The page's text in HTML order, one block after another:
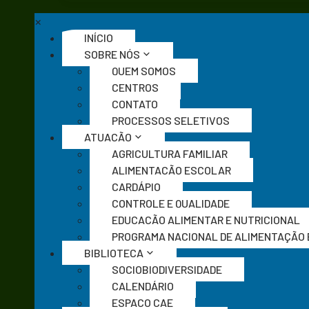
×
INÍCIO
SOBRE NÓS
QUEM SOMOS
CENTROS
CONTATO
PROCESSOS SELETIVOS
ATUAÇÃO
AGRICULTURA FAMILIAR
ALIMENTAÇÃO ESCOLAR
CARDÁPIO
CONTROLE E QUALIDADE
EDUCAÇÃO ALIMENTAR E NUTRICIONAL
PROGRAMA NACIONAL DE ALIMENTAÇÃO
BIBLIOTECA
SOCIOBIODIVERSIDADE
CALENDÁRIO
ESPAÇO CAE